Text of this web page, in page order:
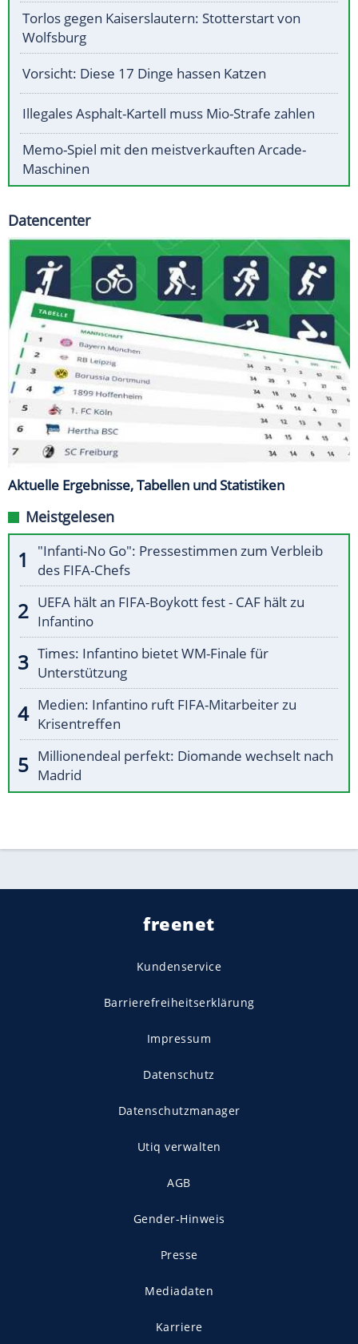
Torlos gegen Kaiserslautern: Stotterstart von
Wolfsburg
Vorsicht: Diese 17 Dinge hassen Katzen
Illegales Asphalt-Kartell muss Mio-Strafe zahlen
Memo-Spiel mit den meistverkauften Arcade-
Maschinen
Datencenter
Aktuelle Ergebnisse, Tabellen und Statistiken
Meistgelesen
"Infanti-No Go": Pressestimmen zum Verbleib
des FIFA-Chefs
UEFA hält an FIFA-Boykott fest - CAF hält zu
Infantino
Times: Infantino bietet WM-Finale für
Unterstützung
Medien: Infantino ruft FIFA-Mitarbeiter zu
Krisentreffen
Millionendeal perfekt: Diomande wechselt nach
Madrid
freenet
Kundenservice
Barrierefreiheitserklärung
Impressum
Datenschutz
Datenschutzmanager
Utiq verwalten
AGB
Gender-Hinweis
Presse
Mediadaten
Karriere